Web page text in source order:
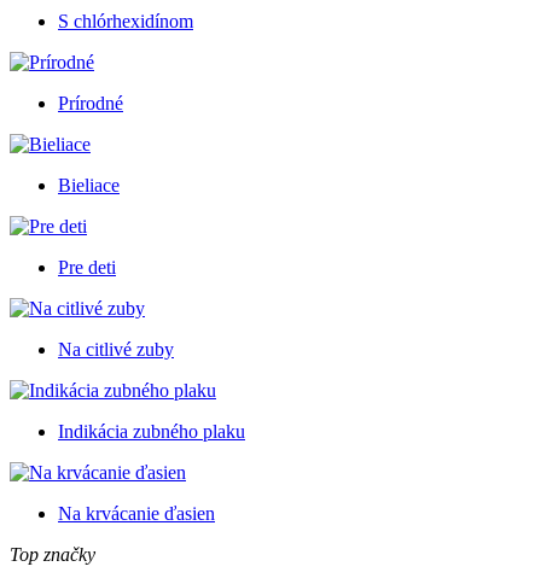
S chlórhexidínom
Prírodné
Bieliace
Pre deti
Na citlivé zuby
Indikácia zubného plaku
Na krvácanie ďasien
Top značky